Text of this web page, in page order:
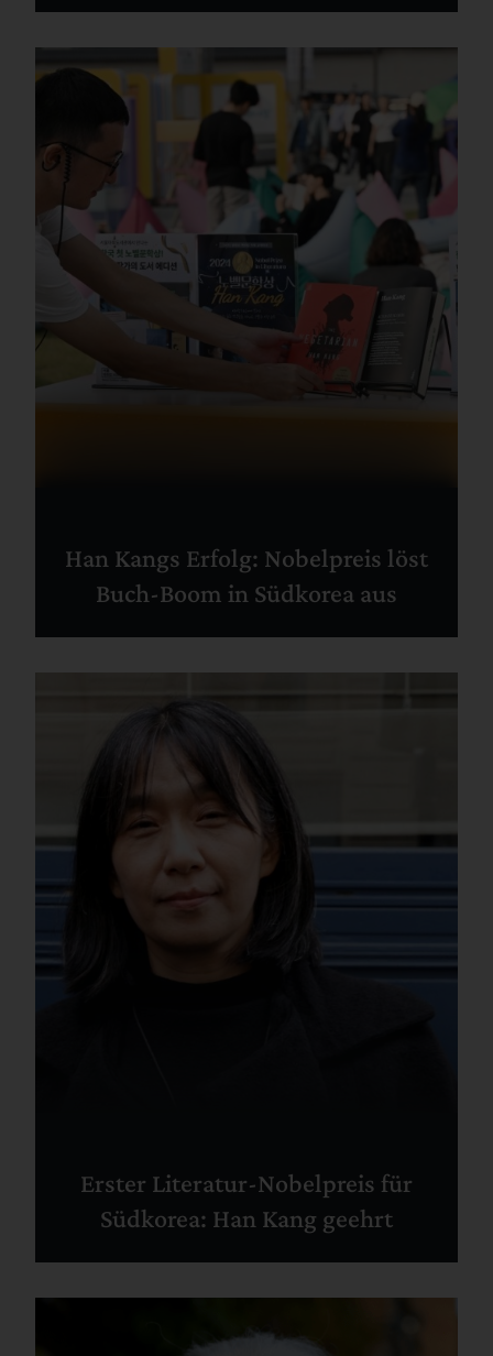
Han Kangs Erfolg: Nobelpreis löst
Buch-Boom in Südkorea aus
Erster Literatur-Nobelpreis für
Südkorea: Han Kang geehrt